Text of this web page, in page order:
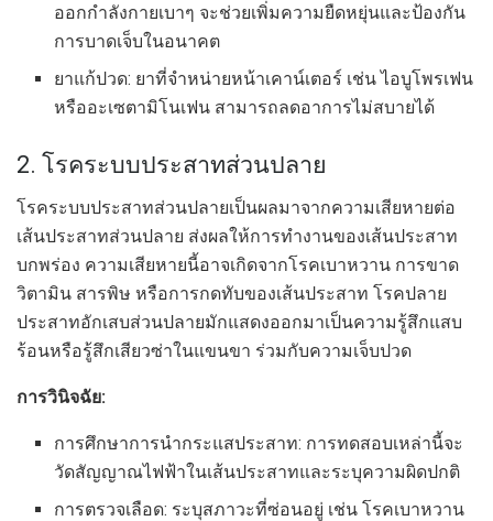
ออกกำลังกายเบาๆ จะช่วยเพิ่มความยืดหยุ่นและป้องกัน
การบาดเจ็บในอนาคต
ยาแก้ปวด: ยาที่จำหน่ายหน้าเคาน์เตอร์ เช่น ไอบูโพรเฟน
หรืออะเซตามิโนเฟน สามารถลดอาการไม่สบายได้
2. โรคระบบประสาทส่วนปลาย
โรคระบบประสาทส่วนปลายเป็นผลมาจากความเสียหายต่อ
เส้นประสาทส่วนปลาย ส่งผลให้การทำงานของเส้นประสาท
บกพร่อง ความเสียหายนี้อาจเกิดจากโรคเบาหวาน การขาด
วิตามิน สารพิษ หรือการกดทับของเส้นประสาท โรคปลาย
ประสาทอักเสบส่วนปลายมักแสดงออกมาเป็นความรู้สึกแสบ
ร้อนหรือรู้สึกเสียวซ่าในแขนขา ร่วมกับความเจ็บปวด
การวินิจฉัย:
การศึกษาการนำกระแสประสาท: การทดสอบเหล่านี้จะ
วัดสัญญาณไฟฟ้าในเส้นประสาทและระบุความผิดปกติ
การตรวจเลือด: ระบุสภาวะที่ซ่อนอยู่ เช่น โรคเบาหวาน